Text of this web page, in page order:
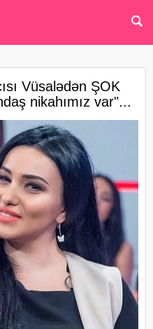
Vüsalədən ŞOK
nikahımız var"...